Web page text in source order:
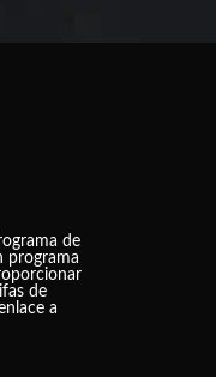
de
programa
de
a